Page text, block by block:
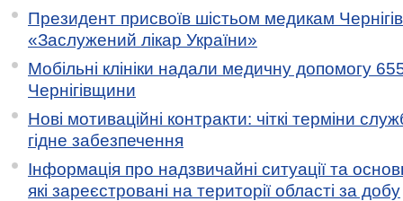
Президент присвоїв шістьом медикам
«Заслужений лікар України»
Мобільні клініки надали медичну допомогу
Чернігівщини
Нові мотиваційні контракти: чіткі терміни
гідне забезпечення
Інформація про надзвичайні ситуації та
які зареєстровані на території області за добу